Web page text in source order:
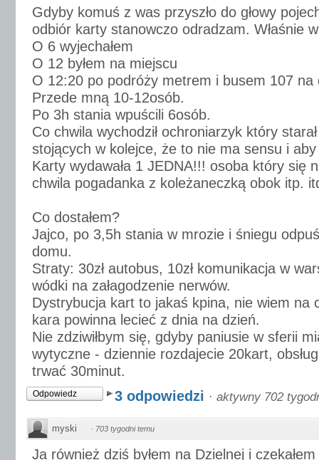
Gdyby komuś z was przyszło do głowy
odbiór karty stanowczo odradzam. Właśnie
O 6 wyjechałem
O 12 byłem na miejscu
O 12:20 po podróży metrem i busem 107 na
Przede mną 10-12osób.
Po 3h stania wpuścili 6osób.
Co chwila wychodził ochroniarzyk który
stojących w kolejce, że to nie ma sensu i
Karty wydawała 1 JEDNA!!! osoba który się
chwila pogadanka z koleżaneczką obok itp.
Co dostałem?
Jajco, po 3,5h stania w mrozie i śniegu
domu.
Straty: 30zł autobus, 10zł komunikacja w
wódki na załagodzenie nerwów.
Dystrybucja kart to jakaś kpina, nie wiem na
kara powinna lecieć z dnia na dzień.
Nie zdziwiłbym się, gdyby paniusie w sferii
wytyczne - dziennie rozdajecie 20kart,
trwać 30minut.
Odpowiedz 3 odpowiedzi · aktywny 702
myski · 703 tygodni temu
Ja również dziś byłem na Dzielnej i